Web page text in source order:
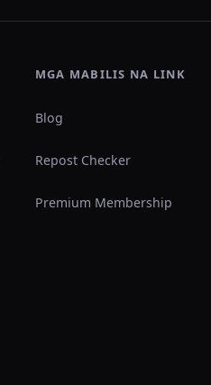
MGA MABILIS NA LINK
Blog
Repost Checker
Premium Membership